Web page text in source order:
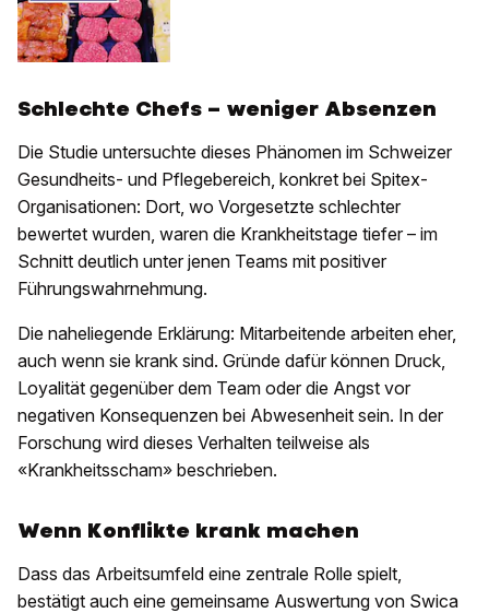
Schlechte Chefs – weniger Absenzen
Die Studie untersuchte dieses Phänomen im Schweizer
Gesundheits- und Pflegebereich, konkret bei Spitex-
Organisationen: Dort, wo Vorgesetzte schlechter
bewertet wurden, waren die Krankheitstage tiefer – im
Schnitt deutlich unter jenen Teams mit positiver
Führungswahrnehmung.
Die naheliegende Erklärung: Mitarbeitende arbeiten eher,
auch wenn sie krank sind. Gründe dafür können Druck,
Loyalität gegenüber dem Team oder die Angst vor
negativen Konsequenzen bei Abwesenheit sein. In der
Forschung wird dieses Verhalten teilweise als
«Krankheitsscham» beschrieben.
Wenn Konflikte krank machen
Dass das Arbeitsumfeld eine zentrale Rolle spielt,
bestätigt auch eine gemeinsame Auswertung von Swica